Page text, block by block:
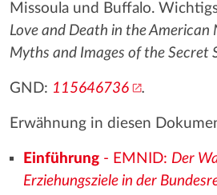
Missoula und Buffalo.
Love and Death in the American
Myths and Images of the Secret
GND: 115646736 .
Erwähnung in diesen
Einführung- EMNID: Der
Erziehungsziele in der